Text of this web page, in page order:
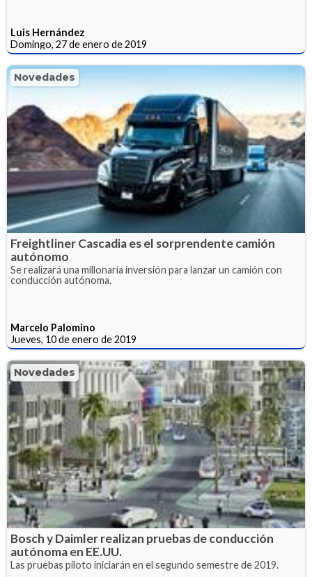
Luis Hernández
Domingo, 27 de enero de 2019
Novedades
Freightliner Cascadia es el sorprendente camión
autónomo
Se realizará una millonaria inversión para lanzar un camión con
conducción autónoma.
Marcelo Palomino
Jueves, 10 de enero de 2019
Novedades
Bosch y Daimler realizan pruebas de conducción
autónoma en EE.UU.
Las pruebas piloto iniciarán en el segundo semestre de 2019.